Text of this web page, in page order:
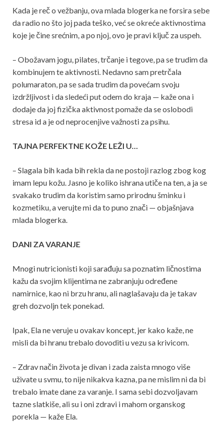
Kada je reč o vežbanju, ova mlada blogerka ne forsira sebe
da radio no što joj pada teško, već se okreće aktivnostima
koje je čine srećnim, a po njoj, ovo je pravi ključ za uspeh.
– Obožavam jogu, pilates, trčanje i tegove, pa se trudim da
kombinujem te aktivnosti. Nedavno sam pretrčala
polumaraton, pa se sada trudim da povećam svoju
izdržljivost i da sledeći put odem do kraja — kaže ona i
dodaje da joj fizička aktivnost pomaže da se oslobodi
stresa id a je od neprocenjive važnosti za psihu.
TAJNA PERFEKTNE KOŽE LEŽI U…
– Slagala bih kada bih rekla da ne postoji razlog zbog kog
imam lepu kožu. Jasno je koliko ishrana utiče na ten, a ja se
svakako trudim da koristim samo prirodnu šminku i
kozmetiku, a verujte mi da to puno znači — objašnjava
mlada blogerka.
DANI ZA VARANJE
Mnogi nutricionisti koji sarađuju sa poznatim ličnostima
kažu da svojim klijentima ne zabranjuju određene
namirnice, kao ni brzu hranu, ali naglašavaju da je takav
greh dozvoljn tek ponekad.
Ipak, Ela ne veruje u ovakav koncept, jer kako kaže, ne
misli da bi hranu trebalo dovoditi u vezu sa krivicom.
– Zdrav način života je divan i zada zaista mnogo više
uživate u svmu, to nije nikakva kazna, pa ne mislim ni da bi
trebalo imate dane za varanje. I sama sebi dozvoljavam
tazne slatkiše, ali su i oni zdravi i mahom organskog
porekla — kaže Ela.